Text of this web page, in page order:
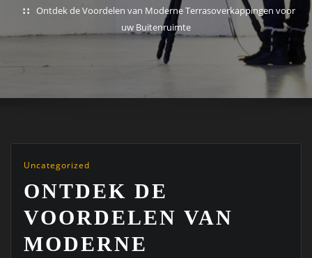
Ontdek de Voordelen van Moderne Terrasoverkappingen voor
uw Buitenruimte
Uncategorized
ONTDEK DE
VOORDELEN VAN
MODERNE